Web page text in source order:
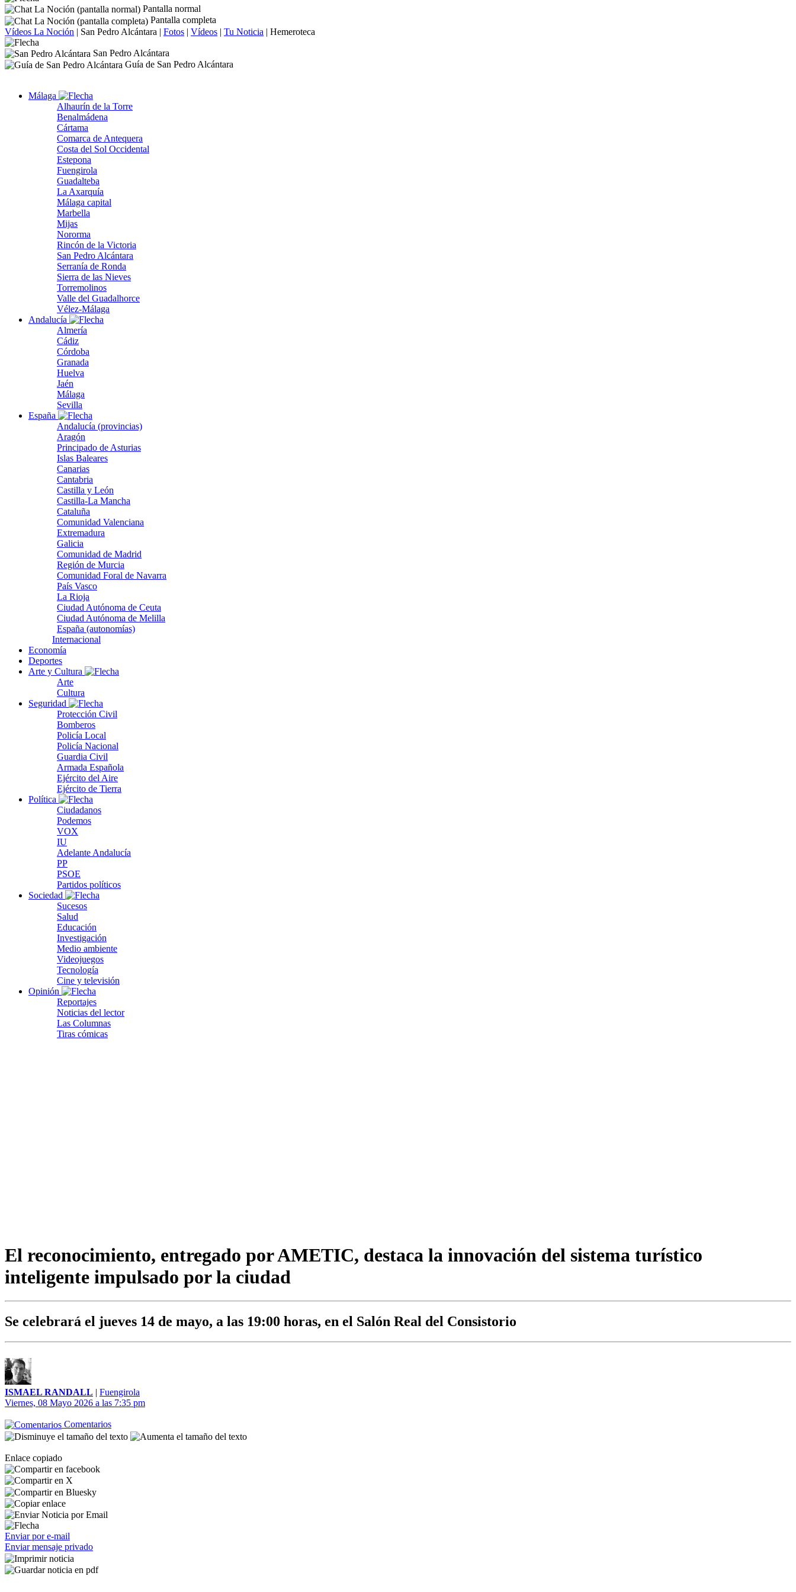
Pantalla normal
Pantalla completa
Vídeos La Noción | San Pedro Alcántara | Fotos | Vídeos | Tu Noticia | Hemeroteca
San Pedro Alcántara
Guía de San Pedro Alcántara
Málaga
Alhaurín de la Torre
Benalmádena
Cártama
Comarca de Antequera
Costa del Sol Occidental
Estepona
Fuengirola
Guadalteba
La Axarquía
Málaga capital
Marbella
Mijas
Nororma
Rincón de la Victoria
San Pedro Alcántara
Serranía de Ronda
Sierra de las Nieves
Torremolinos
Valle del Guadalhorce
Vélez-Málaga
Andalucía
Almería
Cádiz
Córdoba
Granada
Huelva
Jaén
Málaga
Sevilla
España
Andalucía (provincias)
Aragón
Principado de Asturias
Islas Baleares
Canarias
Cantabria
Castilla y León
Castilla-La Mancha
Cataluña
Comunidad Valenciana
Extremadura
Galicia
Comunidad de Madrid
Región de Murcia
Comunidad Foral de Navarra
País Vasco
La Rioja
Ciudad Autónoma de Ceuta
Ciudad Autónoma de Melilla
España (autonomías)
Internacional
Economía
Deportes
Arte y Cultura
Arte
Cultura
Seguridad
Protección Civil
Bomberos
Policía Local
Policía Nacional
Guardia Civil
Armada Española
Ejército del Aire
Ejército de Tierra
Política
Ciudadanos
Podemos
VOX
IU
Adelante Andalucía
PP
PSOE
Partidos políticos
Sociedad
Sucesos
Salud
Educación
Investigación
Medio ambiente
Videojuegos
Tecnología
Cine y televisión
Opinión
Reportajes
Noticias del lector
Las Columnas
Tiras cómicas
El reconocimiento, entregado por AMETIC, destaca la innovación del sistema turístico
inteligente impulsado por la ciudad
Se celebrará el jueves 14 de mayo, a las 19:00 horas, en el Salón Real del Consistorio
ISMAEL RANDALL | Fuengirola
Viernes, 08 Mayo 2026 a las 7:35 pm
Comentarios
Enlace copiado
Enviar por e-mail
Enviar mensaje privado